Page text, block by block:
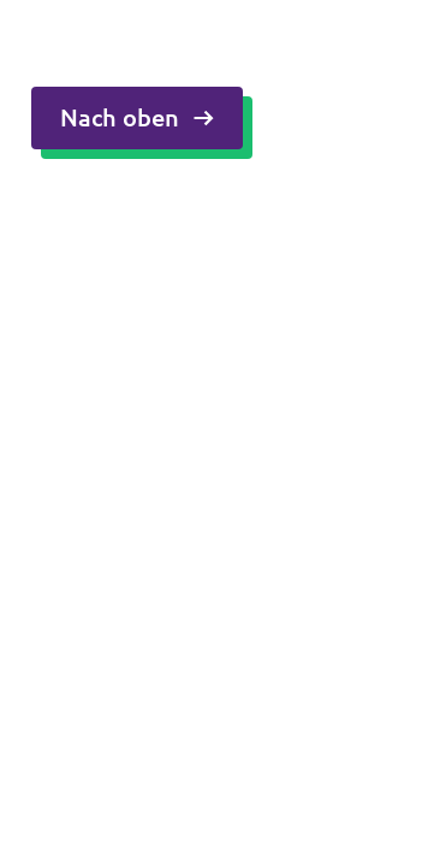
Nach oben